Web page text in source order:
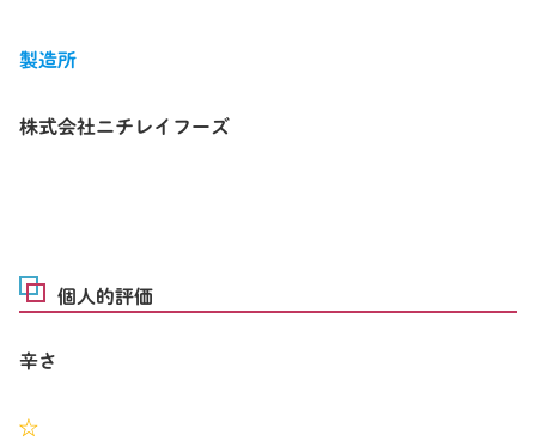
製造所
株式会社ニチレイフーズ
個人的評価
辛さ
☆